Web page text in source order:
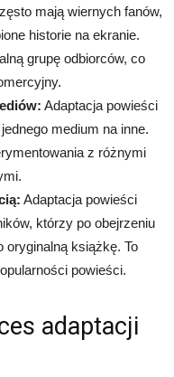
mają wiernych fanów,
historie na ekranie.
grupę odbiorców, co
Adaptacja powieści
medium na inne.
z różnymi
Adaptacja powieści
którzy po obejrzeniu
oryginalną książkę. To
powieści.
adaptacji